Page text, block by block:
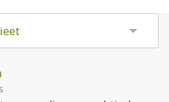
AANMELDEN